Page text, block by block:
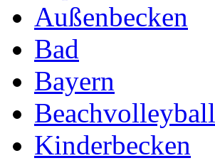
Außenbecken
Bad
Bayern
Beachvolleyball
Kinderbecken